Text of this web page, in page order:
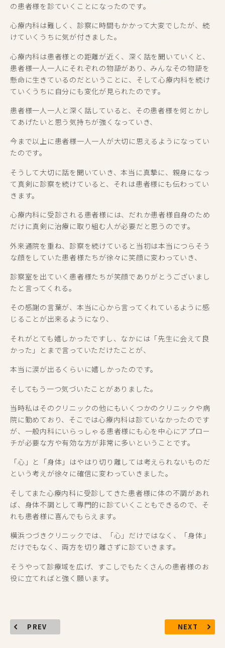
の患者様を診ていくことになったのです。
心療内科は難しく、診察に時間もかかって大変でしたが、続
けていくうちに気が付きました。
心療内科は患者様との距離が近く、深く話を聞いていくと、
患者様一人一人にそれぞれの物語があり、みんなその物語を
懸命に生きているのだということに、そして心療内科を続け
ていくうちに自分にも変化が見られたのです。
患者様一人一人と深く話していると、その患者様を何とかし
てあげたいと思う気持ちが強くなっていき、
今まで以上に患者様一人一人が大切に思えるようになってい
たのです。
そうして大切に話を聞いていき、本当に真摯に、親身になっ
て真剣に診察を続けていると、それは患者様にも伝わってい
きます。
心療内科に受診される患者様には、だれか患者様自身のため
だけに真剣に治療に取り組む人が必要だと思うのです。
外来通院を重ね、診察を続けていると当初は本当につらそう
な顔をしていた患者様たちが徐々に笑顔に変わっていき、
診察室を出ていく患者様たちが笑顔でありがとうございまし
たと言ってくれる。
その感謝の言葉が、本当に心から言ってくれているように感
じることが出来るようになり、
それがとても嬉しかったですし、なかには「先生に会えて良
かった」とまで言っていただけたことが、
本当に涙が出るくらいに嬉しかったのです。
そしてもう一つ気づいたことがありました。
当時私はそのクリニックの他にもいくつかのクリニックや病
院に勤めており、そこでは心療内科は診ていなかったのです
が、一般内科にいらっしゃる患者様にも心を中心にアプロー
チが必要な方や有効な方が非常に多いということです。
「心」と「身体」はやはり切り離しては考えられないものだ
という考えが徐々に確信に変わっていきました。
そしてまた心療内科に受診してきた患者様に体の不調があれ
ば、身体不調として専門的に診ていくこともできるので、そ
れも患者様に喜んでもらえます。
横浜つづきクリニックでは、「心」だけではなく、「身体」
だけでもなく、両方を切り離さずに診ていきます。
そうやって診療域を広げ、すこしでもたくさんの患者様のお
役に立てればと強く願います。
PREV NEXT